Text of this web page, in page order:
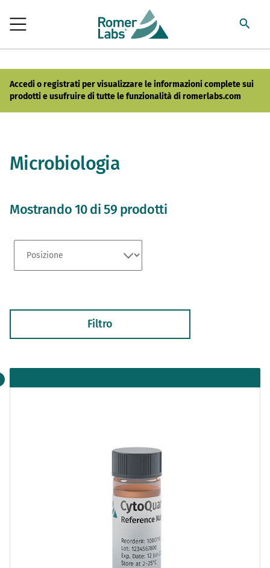
Accedi o registrati per visualizzare le informazioni complete sui
prodotti e usufruire di tutte le funzionalità di romerlabs.com
Microbiologia
Mostrando 10 di 59 prodotti
Filtro